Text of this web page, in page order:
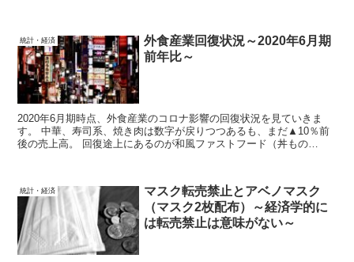
統計・経済
外食産業回復状況～2020年6月期
前年比～
2020年6月期時点、外食産業のコロナ影響の回復状況を見ていきま
す。 中華、寿司系、焼き肉は数字が戻りつつあるも、まだ▲10％前
後の売上高。 回復途上にあるのが和風ファストフード（丼もの
統計・経済
マスク転売禁止とアベノマスク
（マスク2枚配布）～経済学的に
は転売禁止は意味がない～